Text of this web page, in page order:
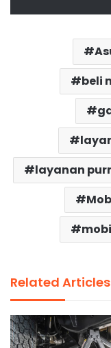
beli
layanan
Related Articles